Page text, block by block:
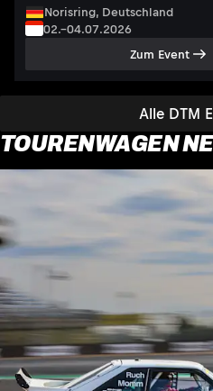
Alle DTM
Norisring, Deutschland
02.–04.07.2026
Zum Event
TOURENWAGEN